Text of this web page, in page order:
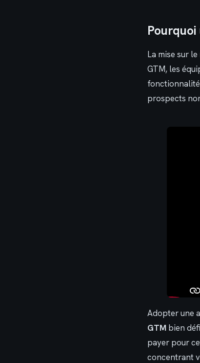
La mise sur
GTM, les
prospects
Adopter une
GTM bien
payer pour
concentrant